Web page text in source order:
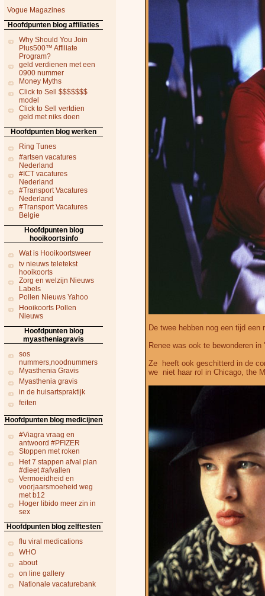
Vogue Magazines
Hoofdpunten blog affiliaties
Why Should You Join
Plus500™ Affiliate
Program?
geld verdienen met een
0900 nummer
Money Myths
Click to Sell $$$$$$$
model
Click to Sell vertdien
geld met niks doen
Hoofdpunten blog werken
Ring Tunes
#artsen vacatures
Nederland
#ICT vacatures
Nederland
#Transport Vacatures
Nederland
#Transport Vacatures
Belgie
Hoofdpunten blog
hooikoortsinfo
Wat is Hooikoortsweer
tv nieuws teletekst
hooikoorts
Zorg en welzijn Nieuws
Labels
Pollen Nieuws Yahoo
Hooikoorts Pollen
Nieuws
Hoofdpunten blog
myastheniagravis
sos
nummers,noodnummers
Myasthenia Gravis
Myasthenia gravis
in de huisartspraktijk
feiten
Hoofdpunten blog medicijnen
#Viagra vraag en
antwoord #PFIZER
Stoppen met roken
Het 7 stappen afval plan
#dieet #afvallen
Vermoeidheid en
voorjaarsmoeheid weg
met b12
Hoger libido meer zin in
sex
Hoofdpunten blog zelftesten
flu viral medications
WHO
about
on line gallery
Nationale vacaturebank
De twee hebben nog een tijd
Renee was ook te bewonderen
Ze heeft ook geschitterd in de
we niet haar rol in Chicago, the